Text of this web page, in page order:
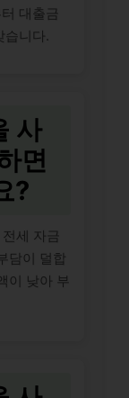
대출금
니다.
사
면
?
세 자금
담이 덜합
이 낮아 부